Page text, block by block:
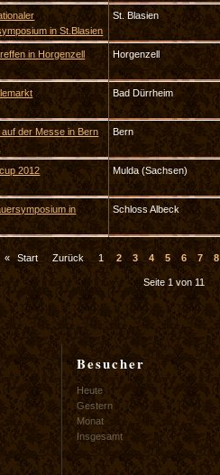
in St.Blasien
St. Blasien
in Horgenzell Horgenzell
Bad Dürrheim
der Messe in Bern
Bern
2012 Mulda (Sachsen)
in
Schloss Albeck
« Start Zurück 1 2 3 4 5 6 7 8
Seite 1 von 11
Besucher
Heute
Gestern
Monat
Insgesamt